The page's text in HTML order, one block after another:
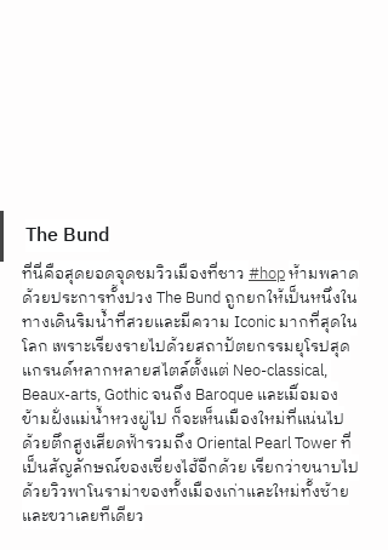
The Bund
ที่นี่คือสุดยอดจุดชมวิวเมืองที่ชาว #hopห้ามพลาด
ด้วยประการทั้งปวง The Bund ถูกยกให้เป็นหนึ่งใน
ทางเดินริมน้ำที่สวยและมีความ Iconic มากที่สุดใน
โลก เพราะเรียงรายไปด้วยสถาปัตยกรรมยุโรปสุด
แกรนด์หลากหลายสไตล์ตั้งแต่ Neo-classical,
Beaux-arts, Gothic จนถึง Baroque และเมื่อมอง
ข้ามฝั่งแม่น้ำหวงผู่ไป ก็จะเห็นเมืองใหม่ที่แน่นไป
ด้วยตึกสูงเสียดฟ้ารวมถึง Oriental Pearl Tower ที่
เป็นสัญลักษณ์ของเซี่ยงไฮ้อีกด้วย เรียกว่าขนาบไป
ด้วยวิวพาโนราม่าของทั้งเมืองเก่าและใหม่ทั้งซ้าย
และขวาเลยทีเดียว